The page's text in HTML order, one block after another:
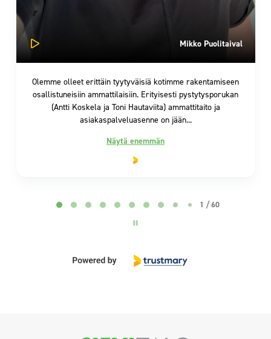
2 / 60